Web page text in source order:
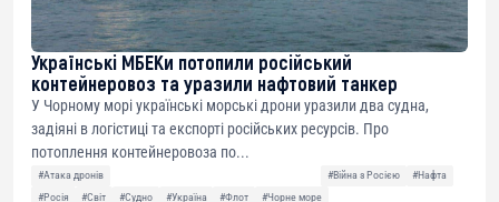
Українські МБЕКи потопили російський
контейнеровоз та уразили нафтовий танкер
У Чорному морі українські морські дрони уразили два судна,
задіяні в логістиці та експорті російських ресурсів. Про
потоплення контейнеровоза по...
#Атака дронів #Війна з Росією
#Нафта
#Росія
#Світ #Судно #Україна #Флот
#Чорне море